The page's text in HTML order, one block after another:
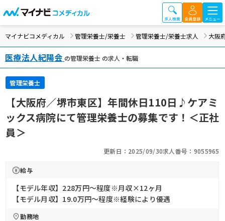
マイナビコメディカル 管理栄養士/栄養士 管理栄養士/栄養士求人 大阪
医療法人紀陽会 の管理栄養士 の求人・転職
管理栄養士
【大阪府／堺市東区】年間休日110日♪ケアミ
ックス病院にて管理栄養士の募集です！＜正社
員＞
更新日：2025/09/30求人番号：9055965
給与
【モデル年収】228万円〜程度※月収×12ヶ月
【モデル月収】19.0万円〜程度※経験により優遇
勤務地